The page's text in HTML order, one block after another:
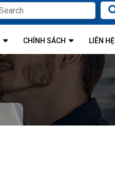
CHÍNH SÁCH LIÊN HỆ